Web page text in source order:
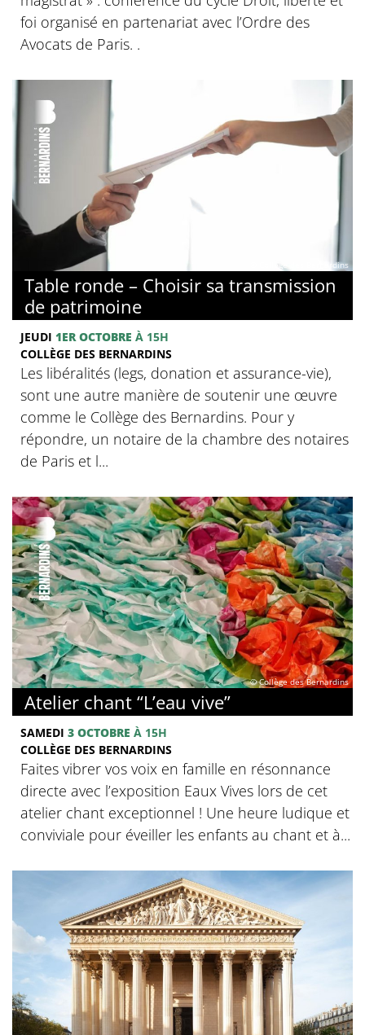
foi organisé en partenariat avec l’Ordre des
Avocats de Paris. .
© Collège des Bernardins
Table ronde – Choisir sa transmission
de patrimoine
JEUDI 1ER OCTOBRE À 15H
COLLÈGE DES BERNARDINS
Les libéralités (legs, donation et assurance-vie),
sont une autre manière de soutenir une œuvre
comme le Collège des Bernardins. Pour y
répondre, un notaire de la chambre des notaires
de Paris et l...
© Collège des Bernardins
Atelier chant “L’eau vive”
SAMEDI 3 OCTOBRE À 15H
COLLÈGE DES BERNARDINS
Faites vibrer vos voix en famille en résonnance
directe avec l’exposition Eaux Vives lors de cet
atelier chant exceptionnel ! Une heure ludique et
conviviale pour éveiller les enfants au chant et à...